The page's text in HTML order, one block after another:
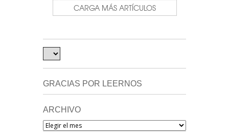
CARGA MÁS ARTÍCULOS
GRACIAS POR LEERNOS
ARCHIVO
Archivo